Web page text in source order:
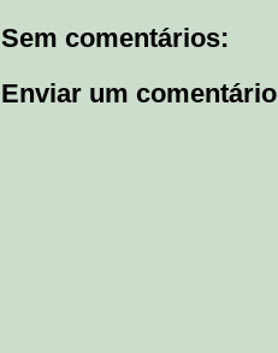
Sem comentários:
Enviar um comentário